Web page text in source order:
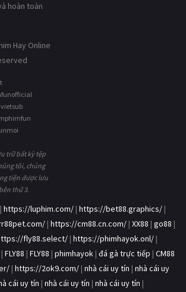
hoàn toàn
Hay Online
trữ bất kỳ tệp
tôi, chúng
tiện được lưu
thứ 3.
| https://luphim.com/ | https://bet88.graphics/ |
| https://cm88.cn.com/ | XX88 | go88 |
fly88.select/ | https://phimhayok.onl/ |
| FLY88 | FLY88 | phimhayok | đá gà trực tiếp | CM88
| https://2ok9.com/ | nhà cái uy tín | nhà cái uy
cái uy tín | nhà cái uy tín | nhà cái uy tín |